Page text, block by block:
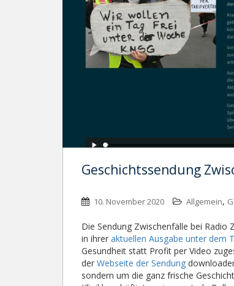
Geschichtssendung
10. November 2020 Allgemein,
Die Sendung Zwischenfälle bei
in ihrer aktuellen Ausgabe unter dem
Gesundheit statt Profit per Video
der Webseite der Sendung
sondern um die ganz frische